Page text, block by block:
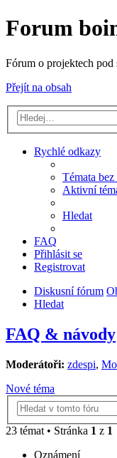
Forum
Fórum o projektech
Přejít na obsah
Rychlé odkazy
Témata
Aktivní
Hledat
FAQ
Přihlásit se
Registrovat
Diskusní fórum
Hledat
FAQ & návody
Moderátoři: zdespi,
Nové téma
23 témat • Stránka 1 z 1
Oznámení